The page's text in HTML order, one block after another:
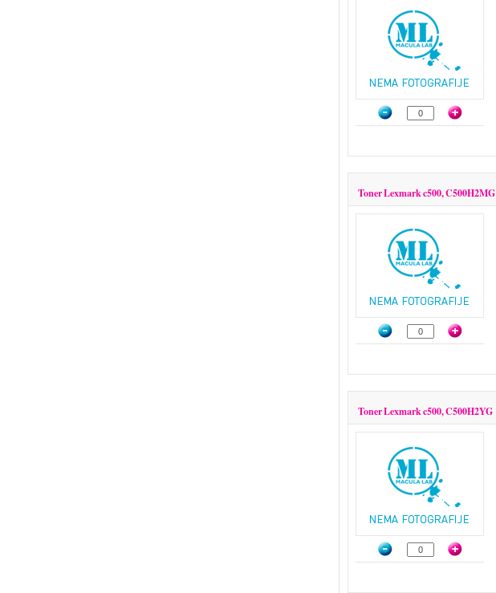
Toner Lexmark c500, C500H2MG
Toner Lexmark c500, C500H2YG